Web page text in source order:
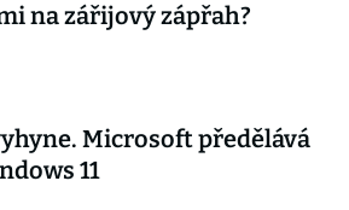
na zářijový zápřah?
Microsoft předělává
11